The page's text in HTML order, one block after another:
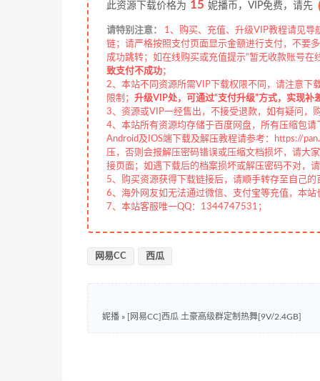
此资源下载价格为 15 妮播币，VIP免费，请先
请特别注意：
1、购买、充值、升级VIP教程请见导
链；请严格按照支付页面显示金额进行支付，不要
成功跳转；如在线购买或充值提示“暂无收款账号在
致支付不成功；
2、本站不同资源所需VIP下载权限不同，请注意下
限制； 升级VIP处，可通过“支付升级”方式，实现补
3、资源或VIP一经售出，不接受退款，如有疑问，
4、本站所有资源均存储于百度网盘，所有压缩包
Android及IOS端下载及解压教程请参考：https://
压，否则会报解压密码错误或压缩文档损坏，请大
接页面；如遇下载后的档案损坏或解压密码不对，
5、购买资源获得下载链接后，请顺手转存至自己
6、海外网友如无法通过微信、支付宝等充值，本
7、本站客服唯一QQ：1344747531；
网易CC 西瓜
妮播 » [网易CC]西瓜 土豪高级群定制热舞[9V/2.4GB]